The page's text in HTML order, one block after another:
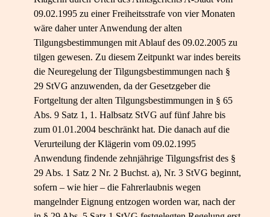
09.02.1995 zu einer Freiheitsstrafe von vier Monaten
wäre daher unter Anwendung der alten
Tilgungsbestimmungen mit Ablauf des 09.02.2005 zu
tilgen gewesen. Zu diesem Zeitpunkt war indes bereits
die Neuregelung der Tilgungsbestimmungen nach §
29 StVG anzuwenden, da der Gesetzgeber die
Fortgeltung der alten Tilgungsbestimmungen in § 65
Abs. 9 Satz 1, 1. Halbsatz StVG auf fünf Jahre bis
zum 01.01.2004 beschränkt hat. Die danach auf die
Verurteilung der Klägerin vom 09.02.1995
Anwendung findende zehnjährige Tilgungsfrist des §
29 Abs. 1 Satz 2 Nr. 2 Buchst. a), Nr. 3 StVG beginnt,
sofern – wie hier – die Fahrerlaubnis wegen
mangelnder Eignung entzogen worden war, nach der